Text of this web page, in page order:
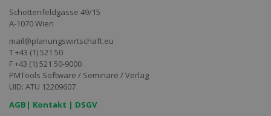
Schottenfeldgasse 49/15
A-1070 Wien
mail@planungswirtschaft.eu
T +43 (1) 521 50
F +43 (1) 521 50-9000
PMTools Software / Seminare / Verlag
UID: ATU 12209607
AGB | Kontakt | DSGV